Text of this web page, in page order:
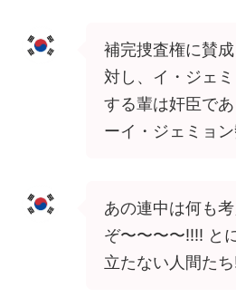
補完捜査権に賛
対し、イ・ジェ
する輩は奸臣で
ーイ・ジェミョン
あの連中は何も
ぞ〜〜〜〜!!!! と
立たない人間た